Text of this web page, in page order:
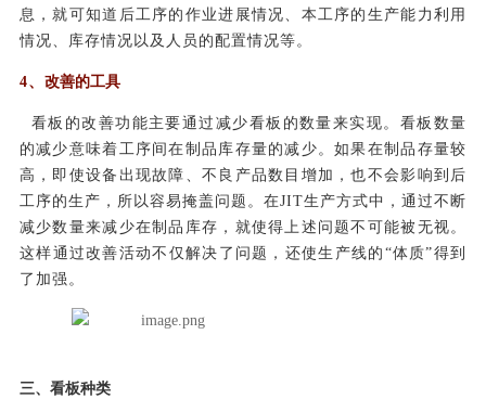
息，就可知道后工序的作业进展情况、本工序的生产能力利用
情况、库存情况以及人员的配置情况等。
4、 改善的工具
看板的改善功能主要通过减少看板的数量来实现。看板数量
的减少意味着工序间在制品库存量的减少。如果在制品存量较
高，即使设备出现故障、不良产品数目增加，也不会影响到后
工序的生产，所以容易掩盖问题。在JIT生产方式中，通过不断
减少数量来减少在制品库存，就使得上述问题不可能被无视。
这样通过改善活动不仅解决了问题，还使生产线的“体质”得到
了加强。
三、 看板种类